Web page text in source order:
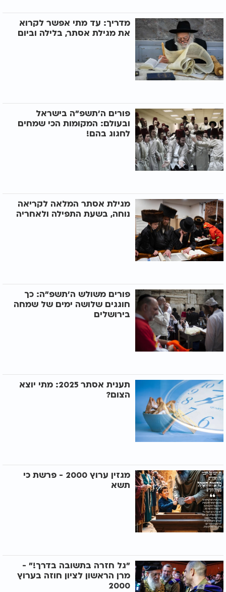
מדריך: עד מתי אפשר לקרוא
את מגילת אסתר, בלילה וביום
פורים ה'תשפ"ה בישראל
ובעולם: המקומות הכי שמחים
לחגוג בהם!
מגילת אסתר המלאה לקריאה
נוחה, בשעת התפילה ולאחריה
פורים משולש ה'תשפ"ה: כך
חוגגים שלושה ימים של שמחה
בירושלים
תענית אסתר 2025: מתי יוצא
הצום?
מגזין ערוץ 2000 - פרשת כי
תשא
"גל חזרה בתשובה בדרך!" -
מרן הראשון לציון חוזה בערוץ
2000